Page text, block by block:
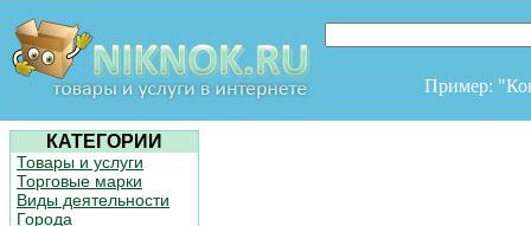
Пример:
КАТЕГОРИИ
Товары и услуги
Торговые марки
Виды деятельности
Города